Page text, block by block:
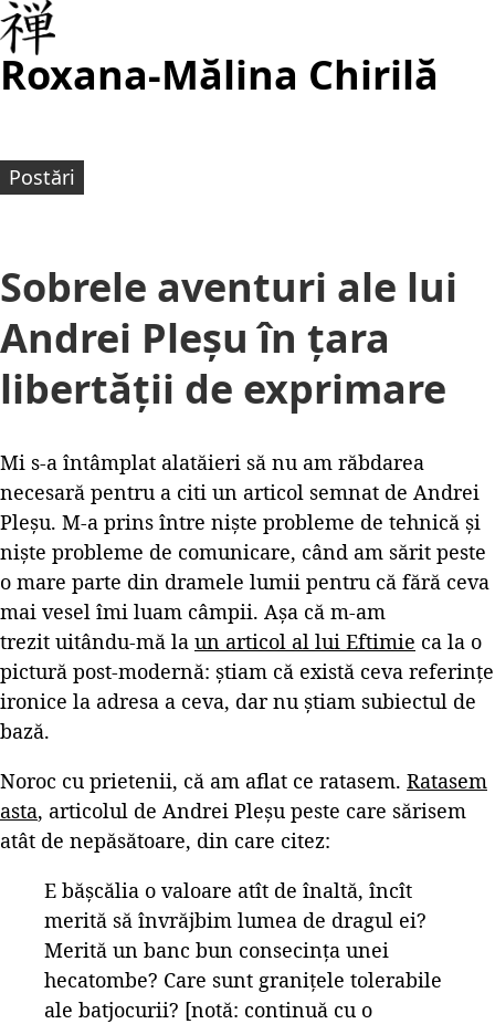
Roxana-Mălina Chirilă
Postări
Sobrele aventuri ale lui
Andrei Pleșu în țara
libertății de exprimare
Mi s-a întâmplat alatăieri să nu am răbdarea
necesară pentru a citi un articol semnat de Andrei
Pleșu. M-a prins între niște probleme de tehnică și
niște probleme de comunicare, când am sărit peste
o mare parte din dramele lumii pentru că fără ceva
mai vesel îmi luam câmpii. Așa că m-am
trezit uitându-mă la un articol al lui Eftimie ca la o
pictură post-modernă: știam că există ceva referințe
ironice la adresa a ceva, dar nu știam subiectul de
bază.
Noroc cu prietenii, că am aflat ce ratasem. Ratasem
asta, articolul de Andrei Pleșu peste care sărisem
atât de nepăsătoare, din care citez:
E băşcălia o valoare atît de înaltă, încît
merită să învrăjbim lumea de dragul ei?
Merită un banc bun consecinţa unei
hecatombe? Care sunt graniţele tolerabile
ale batjocurii? [notă: continuă cu o